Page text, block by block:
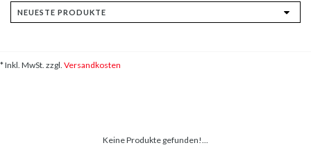
* Inkl. MwSt. zzgl. Versandkosten
Keine Produkte gefunden!...